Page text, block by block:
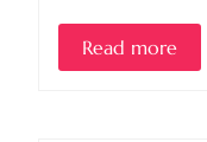
Read more